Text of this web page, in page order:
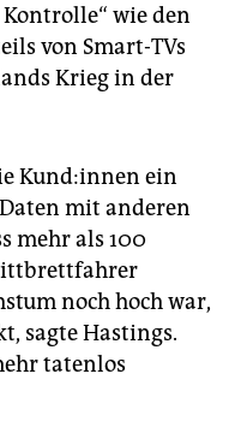
wie den
von Smart-TVs
Krieg in der
Kun­d:in­nen ein
mit anderen
mehr als 100
noch hoch war,
sagte Hastings.
tatenlos